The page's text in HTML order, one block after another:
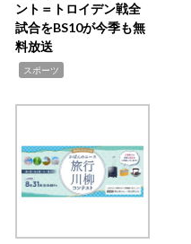
ント＝トロイデン戦全
試合をBS10が今季も無
料放送
スポーツ